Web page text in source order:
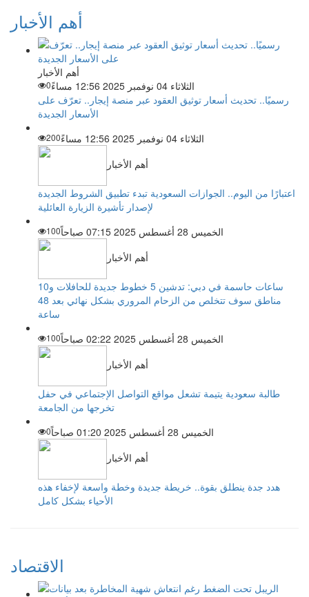
أهم الأخبار
أهم الأخبار
الثلاثاء 04 نوفمبر 2025 12:56 مساءً
0
رسميًا.. تحديث أسعار توثيق العقود عبر منصة إيجار.. تعرّف على
الأسعار الجديدة
الثلاثاء 04 نوفمبر 2025 12:56 مساءً
200
أهم الأخبار
اعتبارًا من اليوم.. الجوازات السعودية تبدء تطبيق الشروط الجديدة
لإصدار تأشيرة الزيارة العائلية
الخميس 28 أغسطس 2025 07:15 صباحاً
100
أهم الأخبار
ساعات حاسمة في دبي: تدشين 5 خطوط جديدة للحافلات و10
مناطق سوف تتخلص من الزحام المروري بشكل نهائي بعد 48
ساعة
الخميس 28 أغسطس 2025 02:22 صباحاً
100
أهم الأخبار
طالبة سعودية يتيمة تشعل مواقع التواصل الإجتماعي في حفل
تخرجها من الجامعة
الخميس 28 أغسطس 2025 01:20 صباحاً
0
أهم الأخبار
هدد جدة ينطلق بقوة.. خريطة جديدة وخطة واسعة لإخفاء هذه
الأحياء بشكل كامل
الاقتصاد